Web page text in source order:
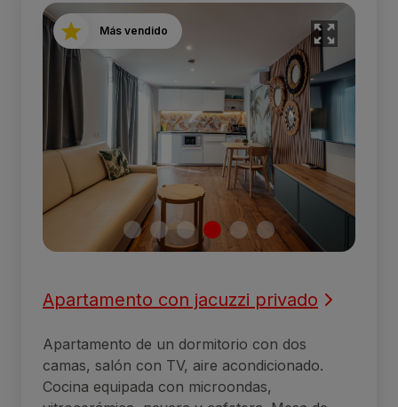
Más vendido
Apartamento con jacuzzi privado
Apartamento de un dormitorio con dos
camas, salón con TV, aire acondicionado.
Cocina equipada con microondas,